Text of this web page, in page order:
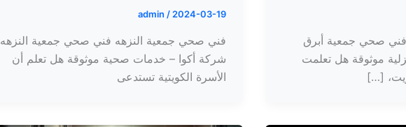
صحي جمعية أبرق
موثوقة هل تعلمت
[…]
admin/2024-03-19
فني صحي جمعية النزهه فني صحي جمعية النزهه
شركة أكوا – خدمات صحية موثوقة هل تعلم أن
الأسرة الكويتية تستدعى